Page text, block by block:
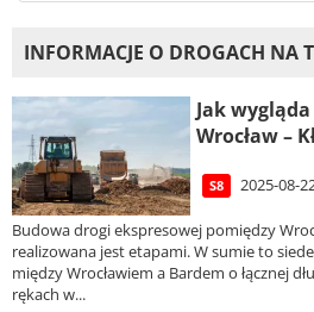
INFORMACJE O DROGACH NA
Jak
Wrocław –
S8 2025-08-
Budowa drogi ekspresowej pomiędzy
realizowana jest etapami. W sumie to
między Wrocławiem a Bardem o łącznej
rękach w...